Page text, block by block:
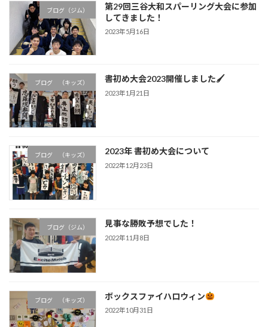
ブログ（ジム）
第29回三谷大和スパーリング大会に参加
してきました！
2023年5月16日
ブログ （キッズ） 書初め大会2023開催しました🖌
2023年1月21日
ブログ （キッズ） 2023年 書初め大会について
2022年12月23日
ブログ（ジム） 見事な勝敗予想でした！
2022年11月8日
ブログ （キッズ） ボックスファイハロウィン
2022年10月31日